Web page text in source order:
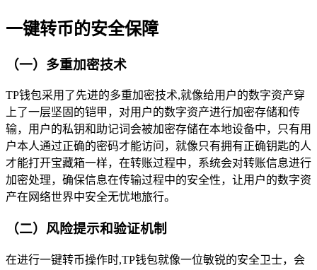
一键转币的安全保障
（一）多重加密技术
TP钱包采用了先进的多重加密技术,就像给用户的数字资产穿
上了一层坚固的铠甲，对用户的数字资产进行加密存储和传
输，用户的私钥和助记词会被加密存储在本地设备中，只有用
户本人通过正确的密码才能访问，就像只有拥有正确钥匙的人
才能打开宝藏箱一样，在转账过程中，系统会对转账信息进行
加密处理，确保信息在传输过程中的安全性，让用户的数字资
产在网络世界中安全无忧地旅行。
（二）风险提示和验证机制
在进行一键转币操作时,TP钱包就像一位敏锐的安全卫士，会